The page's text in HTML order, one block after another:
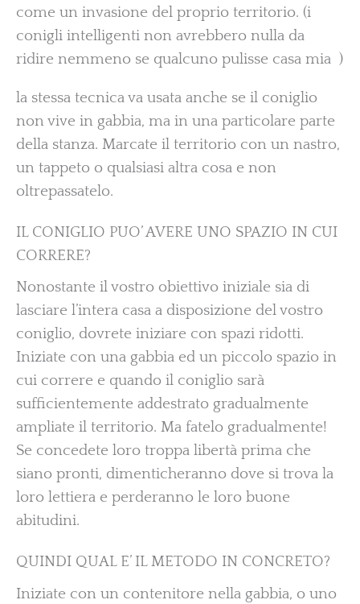
come un invasione del proprio territorio. (i
conigli intelligenti non avrebbero nulla da
ridire nemmeno se qualcuno pulisse casa mia )
la stessa tecnica va usata anche se il coniglio
non vive in gabbia, ma in una particolare parte
della stanza. Marcate il territorio con un nastro,
un tappeto o qualsiasi altra cosa e non
oltrepassatelo.
IL CONIGLIO PUO’ AVERE UNO SPAZIO IN CUI
CORRERE?
Nonostante il vostro obiettivo iniziale sia di
lasciare l’intera casa a disposizione del vostro
coniglio, dovrete iniziare con spazi ridotti.
Iniziate con una gabbia ed un piccolo spazio in
cui correre e quando il coniglio sarà
sufficientemente addestrato gradualmente
ampliate il territorio. Ma fatelo gradualmente!
Se concedete loro troppa libertà prima che
siano pronti, dimenticheranno dove si trova la
loro lettiera e perderanno le loro buone
abitudini.
QUINDI QUAL E’ IL METODO IN CONCRETO?
Iniziate con un contenitore nella gabbia, o uno